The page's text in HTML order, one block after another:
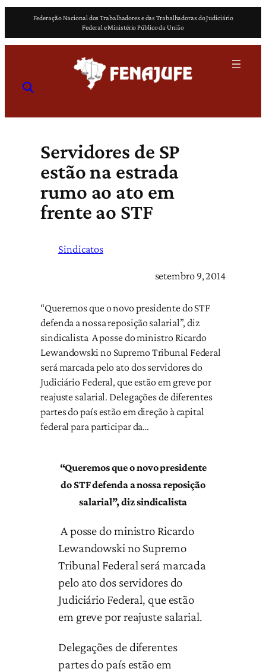
o
Federação Nacional dos Trabalhadores e das Trabalhadoras do Judiciário
Federal e Ministério Público da União
Servidores de SP
estão na estrada
rumo ao ato em
frente ao STF
Sindicatos
setembro 9, 2014
“Queremos que o novo presidente do STF
defenda a nossa reposição salarial”, diz
sindicalista A posse do ministro Ricardo
Lewandowski no Supremo Tribunal Federal
será marcada pelo ato dos servidores do
Judiciário Federal, que estão em greve por
reajuste salarial. Delegações de diferentes
partes do país estão em direção à capital
federal para participar da…
“Queremos que o novo presidente
do STF defenda a nossa reposição
salarial”, diz sindicalista
A posse do ministro Ricardo
Lewandowski no Supremo
Tribunal Federal será marcada
pelo ato dos servidores do
Judiciário Federal, que estão
em greve por reajuste salarial.
Delegações de diferentes
partes do país estão em